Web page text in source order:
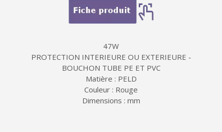
47W
PROTECTION INTERIEURE OU EXTERIEURE -
BOUCHON TUBE PE ET PVC
Matière : PELD
Couleur : Rouge
Dimensions : mm